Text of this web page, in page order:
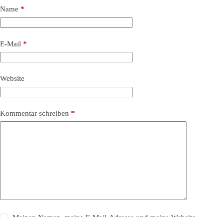
Name *
E-Mail *
Website
Kommentar schreiben *